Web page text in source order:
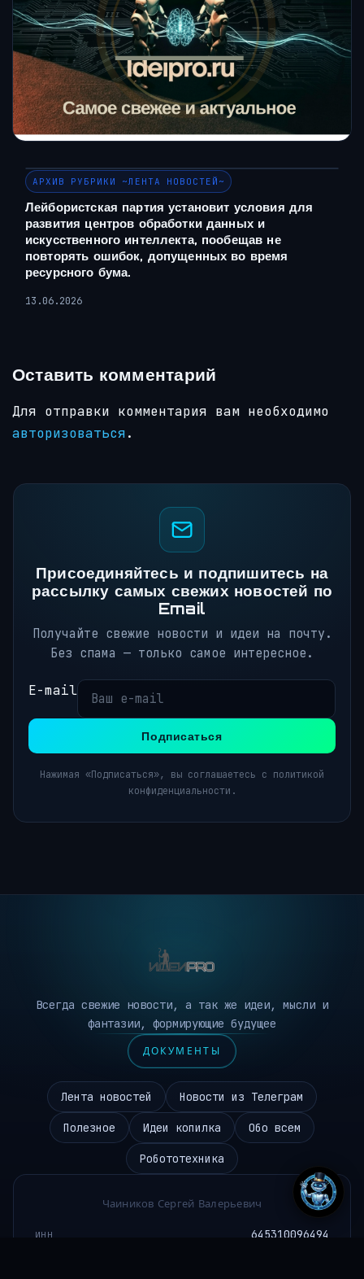
АРХИВ РУБРИКИ ~ЛЕНТА НОВОСТЕЙ~
Лейбористская партия установит условия для
развития центров обработки данных и
искусственного интеллекта, пообещав не
повторять ошибок, допущенных во время
ресурсного бума.
13.06.2026
Оставить комментарий
Для отправки комментария вам необходимо
авторизоваться.
Присоединяйтесь и подпишитесь на
рассылку самых свежих новостей по
Email
Получайте свежие новости и идеи на почту.
Без спама — только самое интересное.
E-mail
Подписаться
Нажимая «Подписаться», вы соглашаетесь с политикой
конфиденциальности.
Всегда свежие новости, а так же идеи, мысли и
фантазии, формирующие будущее
ДОКУМЕНТЫ
Лента новостей Новости из Телеграм
Полезное Идеи копилка Обо всем
Робототехника
Чаиников Сергей Валерьевич
ИНН 645310096494